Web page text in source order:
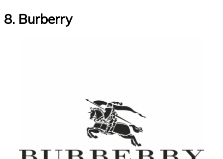
8. Burberry